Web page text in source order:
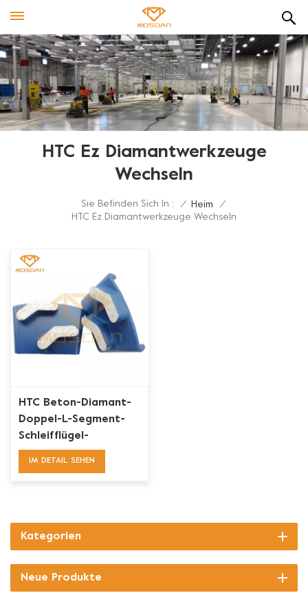
HTC Ez Diamantwerkzeuge
Wechseln
Sie Befinden Sich In : / Heim
/
HTC Ez Diamantwerkzeuge Wechseln
HTC Beton-Diamant-
Doppel-L-Segment-
Schleifflügel-
Werkzeug
IM DETAIL SEHEN
Kategorien
Neue Produkte